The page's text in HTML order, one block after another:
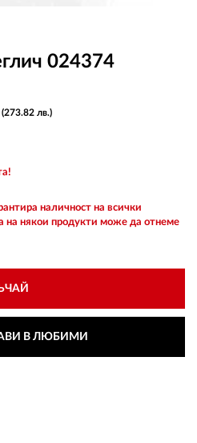
024374
(273.82 лв.)
наличност на всички
на някои продукти може да отнеме
В ЛЮБИМИ